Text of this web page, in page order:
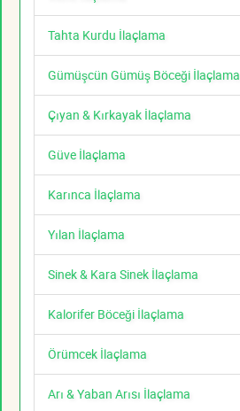
Tahta Kurdu İlaçlama
Gümüşcün Gümüş Böceği İlaçlama
Çıyan & Kırkayak İlaçlama
Güve İlaçlama
Karınca İlaçlama
Yılan İlaçlama
Sinek & Kara Sinek İlaçlama
Kalorifer Böceği İlaçlama
Örümcek İlaçlama
Arı & Yaban Arısı İlaçlama